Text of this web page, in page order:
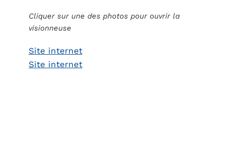
Cliquer sur une des photos pour ouvrir la
visionneuse
Site internet
Site internet